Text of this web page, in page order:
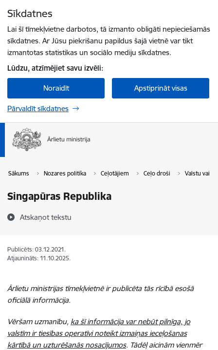
Sīkdatnes
Lai šī tīmekļvietne darbotos, tā izmanto obligāti nepieciešamās
sīkdatnes. Ar Jūsu piekrišanu papildus šajā vietnē var tikt
izmantotas statistikas un sociālo mediju sīkdatnes.
Lūdzu, atzīmējiet savu izvēli:
Noraidīt Apstiprināt visas
Pārvaldīt sīkdatnes
Sākums Nozares politika Ceļotājiem Ceļo droši Valstu vai
Singapūras Republika
Atskaņot tekstu
Publicēts: 03.12.2021.
Atjaunināts: 11.10.2025.
Ārlietu ministrijas tīmekļvietnē ir publicēta tās rīcībā esošā
oficiālā informācija.
Vēršam uzmanību, ka šī informācija var nebūt pilnīga, jo
valstīm ir tiesības operatīvi noteikt izmaiņas ieceļošanas
kārtībā un uzturēšanās nosacījumos. Tādēļ aicinām vienmēr